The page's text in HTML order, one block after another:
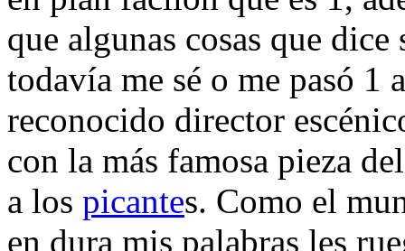
que algunas cosas que
todavía me sé o me pasó 1
reconocido director
con la más famosa pieza
a los picantes. Como el
en dura mis palabras les